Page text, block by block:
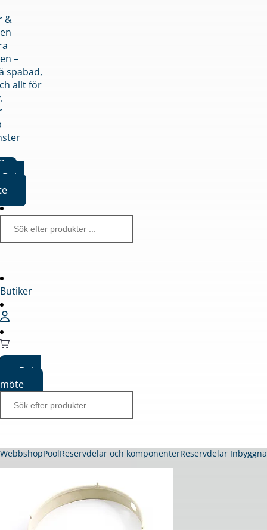
&
–
spabad,
allt för
Boka
Butiker
Boka
möte
WebbshopPoolReservdelar och komponenterReservdelar